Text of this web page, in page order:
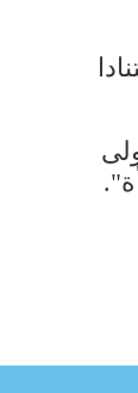
استنادا
تتولى